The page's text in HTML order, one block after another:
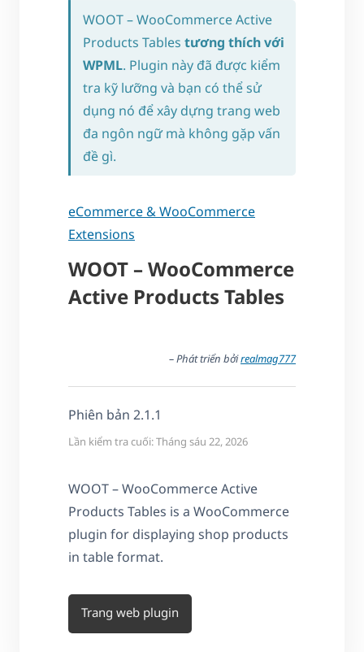
WOOT – WooCommerce Active
Products Tables tương thích với
WPML. Plugin này đã được kiểm
tra kỹ lưỡng và bạn có thể sử
dụng nó để xây dựng trang web
đa ngôn ngữ mà không gặp vấn
đề gì.
eCommerce & WooCommerce
Extensions
WOOT – WooCommerce
Active Products Tables
– Phát triển bởirealmag777
Phiên bản 2.1.1
Lần kiểm tra cuối: Tháng sáu 22, 2026
WOOT – WooCommerce Active
Products Tables is a WooCommerce
plugin for displaying shop products
in table format.
Trang web plugin